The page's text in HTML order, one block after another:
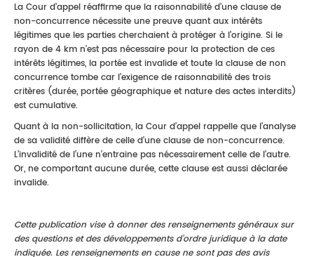
La Cour d’appel réaffirme que la raisonnabilité d’une clause de
non-concurrence nécessite une preuve quant aux intérêts
légitimes que les parties cherchaient à protéger à l’origine. Si le
rayon de 4 km n’est pas nécessaire pour la protection de ces
intérêts légitimes, la portée est invalide et toute la clause de non
concurrence tombe car l’exigence de raisonnabilité des trois
critères (durée, portée géographique et nature des actes interdits)
est cumulative.
Quant à la non-sollicitation, la Cour d’appel rappelle que l’analyse
de sa validité diffère de celle d’une clause de non-concurrence.
L’invalidité de l’une n’entraine pas nécessairement celle de l’autre.
Or, ne comportant aucune durée, cette clause est aussi déclarée
invalide.
Cette publication vise à donner des renseignements généraux sur
des questions et des développements d’ordre juridique à la date
indiquée. Les renseignements en cause ne sont pas des avis